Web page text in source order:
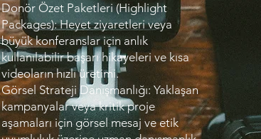
Donör Özet Paketleri (Highlight
Packages): Heyet ziyaretleri veya
büyük konferanslar için anlık
kullanılabilir başarı hikayeleri ve kısa
videoların hızlı üretimi.
Görsel Strateji Danışmanlığı: Yaklaşan
kampanyalar veya kritik proje
aşamaları için görsel mesaj ve etik